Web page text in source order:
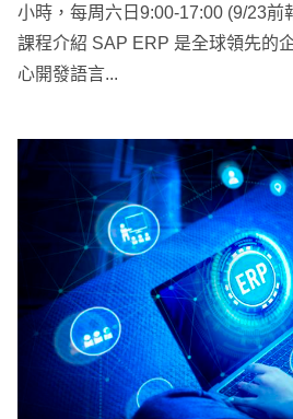
小時，每周六日9:00-17:00 (9/23前
課程介紹 SAP ERP 是全球領先的
心開發語言...